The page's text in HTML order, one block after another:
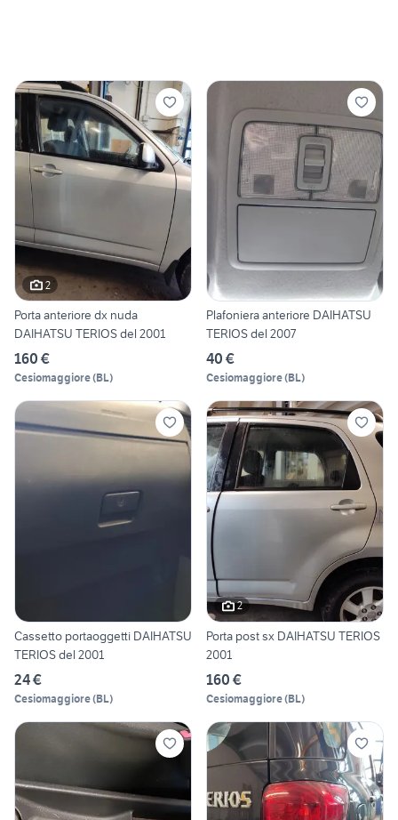
2
Porta anteriore dx nuda
DAIHATSU TERIOS del 2001
160 €
Cesiomaggiore(BL)
Plafoniera anteriore DAIHATSU
TERIOS del 2007
40 €
Cesiomaggiore(BL)
Cassetto portaoggetti DAIHATSU
TERIOS del 2001
24 €
Cesiomaggiore(BL)
2
Porta post sx DAIHATSU TERIOS
2001
160 €
Cesiomaggiore(BL)